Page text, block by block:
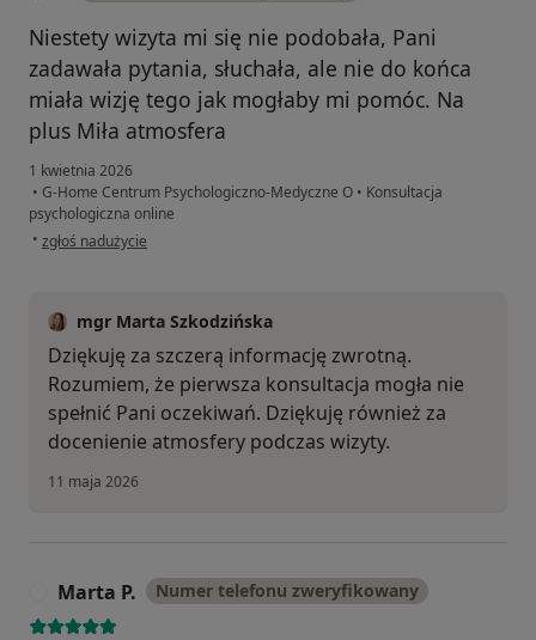
Niestety wizyta mi się nie podobała, Pani
zadawała pytania, słuchała, ale nie do końca
miała wizję tego jak mogłaby mi pomóc. Na
plus Miła atmosfera
1 kwietnia 2026
• G-Home Centrum Psychologiczno-Medyczne O • Konsultacja
psychologiczna online
• w opinii użytkownika P
zgłoś nadużycie
mgr Marta Szkodzińska
Dziękuję za szczerą informację zwrotną.
Rozumiem, że pierwsza konsultacja mogła nie
spełnić Pani oczekiwań. Dziękuję również za
docenienie atmosfery podczas wizyty.
11 maja 2026
Marta P. Numer telefonu zweryfikowany